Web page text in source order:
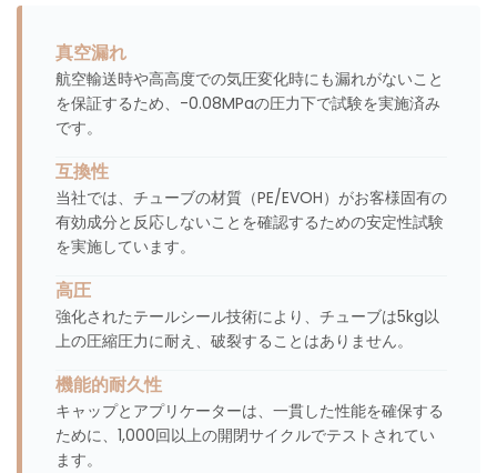
真空漏れ
航空輸送時や高高度での気圧変化時にも漏れがないこと
を保証するため、-0.08MPaの圧力下で試験を実施済み
です。
互換性
当社では、チューブの材質（PE/EVOH）がお客様固有の
有効成分と反応しないことを確認するための安定性試験
を実施しています。
高圧
強化されたテールシール技術により、チューブは5kg以
上の圧縮圧力に耐え、破裂することはありません。
機能的耐久性
キャップとアプリケーターは、一貫した性能を確保する
ために、1,000回以上の開閉サイクルでテストされてい
ます。